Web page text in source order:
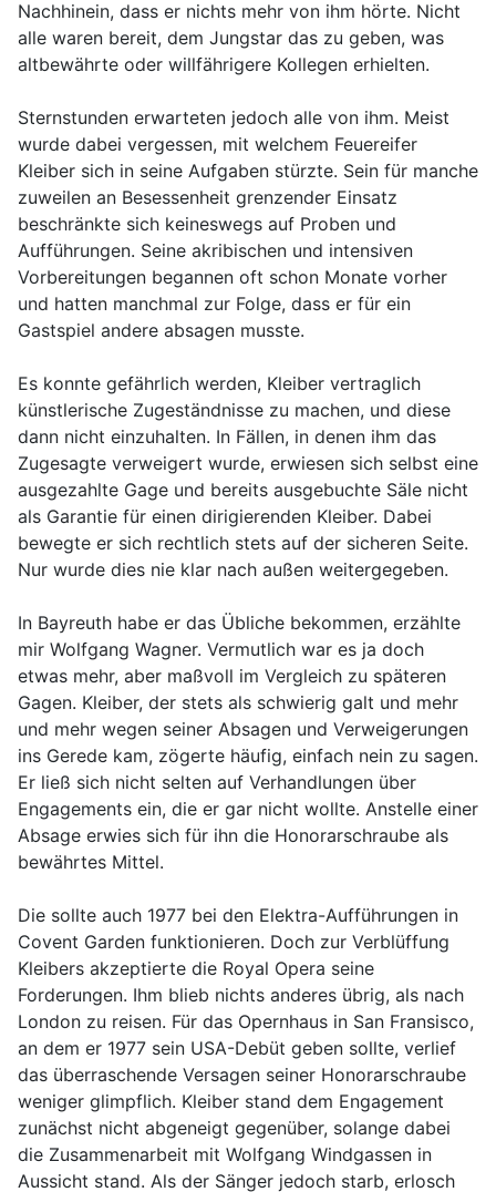
Nachhinein, dass er nichts mehr von ihm hörte. Nicht
alle waren bereit, dem Jungstar das zu geben, was
altbewährte oder willfährigere Kollegen erhielten.
Sternstunden erwarteten jedoch alle von ihm. Meist
wurde dabei vergessen, mit welchem Feuereifer
Kleiber sich in seine Aufgaben stürzte. Sein für manche
zuweilen an Besessenheit grenzender Einsatz
beschränkte sich keineswegs auf Proben und
Aufführungen. Seine akribischen und intensiven
Vorbereitungen begannen oft schon Monate vorher
und hatten manchmal zur Folge, dass er für ein
Gastspiel andere absagen musste.
Es konnte gefährlich werden, Kleiber vertraglich
künstlerische Zugeständnisse zu machen, und diese
dann nicht einzuhalten. In Fällen, in denen ihm das
Zugesagte verweigert wurde, erwiesen sich selbst eine
ausgezahlte Gage und bereits ausgebuchte Säle nicht
als Garantie für einen dirigierenden Kleiber. Dabei
bewegte er sich rechtlich stets auf der sicheren Seite.
Nur wurde dies nie klar nach außen weitergegeben.
In Bayreuth habe er das Übliche bekommen, erzählte
mir Wolfgang Wagner. Vermutlich war es ja doch
etwas mehr, aber maßvoll im Vergleich zu späteren
Gagen. Kleiber, der stets als schwierig galt und mehr
und mehr wegen seiner Absagen und Verweigerungen
ins Gerede kam, zögerte häufig, einfach nein zu sagen.
Er ließ sich nicht selten auf Verhandlungen über
Engagements ein, die er gar nicht wollte. Anstelle einer
Absage erwies sich für ihn die Honorarschraube als
bewährtes Mittel.
Die sollte auch 1977 bei den Elektra-Aufführungen in
Covent Garden funktionieren. Doch zur Verblüffung
Kleibers akzeptierte die Royal Opera seine
Forderungen. Ihm blieb nichts anderes übrig, als nach
London zu reisen. Für das Opernhaus in San Fransisco,
an dem er 1977 sein USA-Debüt geben sollte, verlief
das überraschende Versagen seiner Honorarschraube
weniger glimpflich. Kleiber stand dem Engagement
zunächst nicht abgeneigt gegenüber, solange dabei
die Zusammenarbeit mit Wolfgang Windgassen in
Aussicht stand. Als der Sänger jedoch starb, erlosch